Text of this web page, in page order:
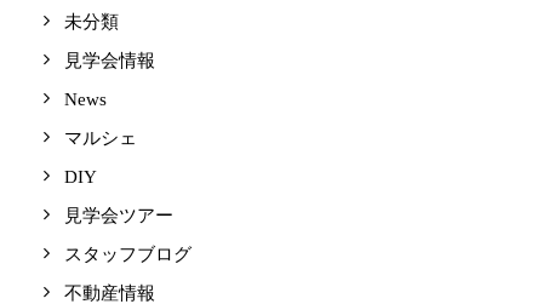
未分類
見学会情報
News
マルシェ
DIY
見学会ツアー
スタッフブログ
不動産情報